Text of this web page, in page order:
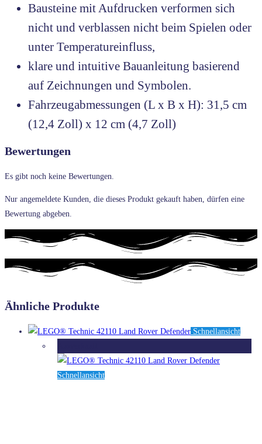
Bausteine mit Aufdrucken verformen sich
nicht und verblassen nicht beim Spielen oder
unter Temperatureinfluss,
klare und intuitive Bauanleitung basierend
auf Zeichnungen und Symbolen.
Fahrzeugabmessungen (L x B x H): 31,5 cm
(12,4 Zoll) x 12 cm (4,7 Zoll)
Bewertungen
Es gibt noch keine Bewertungen.
Nur angemeldete Kunden, die dieses Produkt gekauft haben, dürfen eine
Bewertung abgeben.
Ähnliche Produkte
Schnellansicht
Schnellansicht